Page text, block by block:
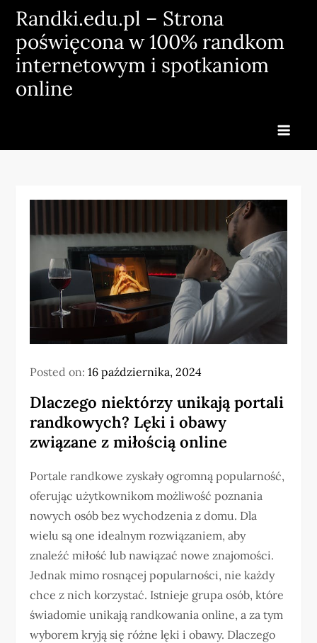
Skip
content
Randki.edu.pl – Strona
poświęcona w 100% randkom
internetowym i spotkaniom
online
Posted on:16 października, 2024
Dlaczego niektórzy unikają portali
randkowych? Lęki i obawy
związane z miłością online
Portale randkowe zyskały ogromną popularność,
oferując użytkownikom możliwość poznania
nowych osób bez wychodzenia z domu. Dla
wielu są one idealnym rozwiązaniem, aby
znaleźć miłość lub nawiązać nowe znajomości.
Jednak mimo rosnącej popularności, nie każdy
chce z nich korzystać. Istnieje grupa osób, które
świadomie unikają randkowania online, a za tym
wyborem kryją się różne lęki i obawy. Dlaczego